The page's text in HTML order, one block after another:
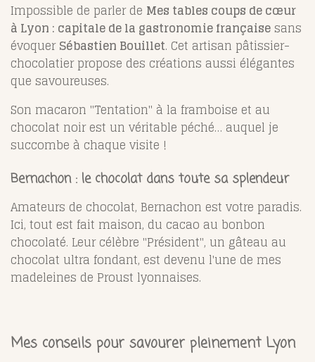
Impossible de parler de Mes tables coups de cœur
à Lyon : capitale de la gastronomie française sans
évoquerSébastien Bouillet. Cet artisan pâtissier-
chocolatier propose des créations aussi élégantes
que savoureuses.
Son macaron "Tentation" à la framboise et au
chocolat noir est un véritable péché… auquel je
succombe à chaque visite !
Bernachon : le chocolat dans toute sa splendeur
Amateurs de chocolat, Bernachon est votre paradis.
Ici, tout est fait maison, du cacao au bonbon
chocolaté. Leur célèbre "Président", un gâteau au
chocolat ultra fondant, est devenu l'une de mes
madeleines de Proust lyonnaises.
Mes conseils pour savourer pleinement Lyon